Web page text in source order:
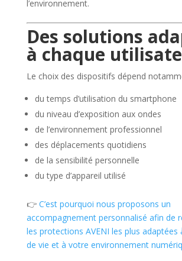
l’environnement.
Des solutions
à chaque
Le choix des dispositifs dépend
du temps d’utilisation du smartphone
du niveau d’exposition aux ondes
de l’environnement professionnel
des déplacements quotidiens
de la sensibilité personnelle
du type d’appareil utilisé
👉 C’est pourquoi nous proposons un
accompagnement personnalisé afin de
les protections AVENI les plus
de vie et à votre environnement